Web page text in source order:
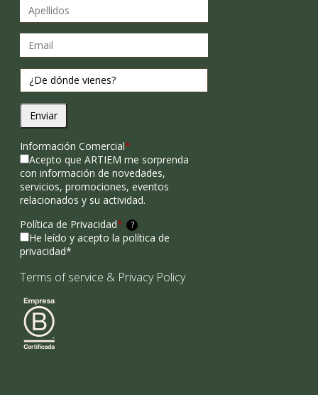
Enviar
Información Comercial*
Acepto que ARTIEM me sorprenda
con información de novedades,
servicios, promociones, eventos
relacionados y su actividad.
Política de Privacidad* ?
He leído y acepto la política de
privacidad*
Terms of service & Privacy Policy